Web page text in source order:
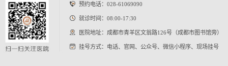
预约电话： 028-61069090
就诊时间：08:00-17:30
医院地址：成都市青羊区文翁路126号（成都市图书馆旁）
挂号方式：电话、官网、公众号、微信小程序、现场挂号